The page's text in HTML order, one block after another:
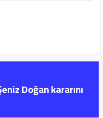
Doğan kararını